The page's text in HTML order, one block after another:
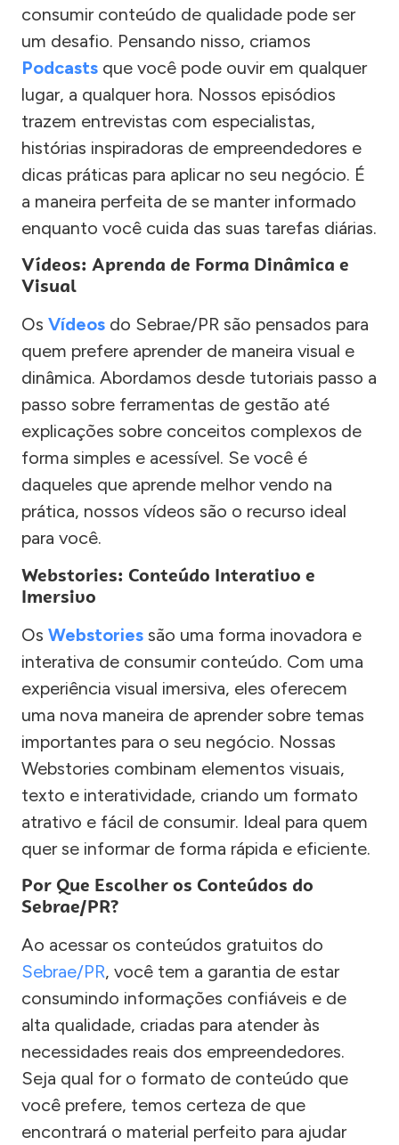
consumir conteúdo de qualidade pode ser
um desafio. Pensando nisso, criamos
Podcasts que você pode ouvir em qualquer
lugar, a qualquer hora. Nossos episódios
trazem entrevistas com especialistas,
histórias inspiradoras de empreendedores e
dicas práticas para aplicar no seu negócio. É
a maneira perfeita de se manter informado
enquanto você cuida das suas tarefas diárias.
Vídeos: Aprenda de Forma Dinâmica e
Visual
Os Vídeos do Sebrae/PR são pensados para
quem prefere aprender de maneira visual e
dinâmica. Abordamos desde tutoriais passo a
passo sobre ferramentas de gestão até
explicações sobre conceitos complexos de
forma simples e acessível. Se você é
daqueles que aprende melhor vendo na
prática, nossos vídeos são o recurso ideal
para você.
Webstories: Conteúdo Interativo e
Imersivo
Os Webstories são uma forma inovadora e
interativa de consumir conteúdo. Com uma
experiência visual imersiva, eles oferecem
uma nova maneira de aprender sobre temas
importantes para o seu negócio. Nossas
Webstories combinam elementos visuais,
texto e interatividade, criando um formato
atrativo e fácil de consumir. Ideal para quem
quer se informar de forma rápida e eficiente.
Por Que Escolher os Conteúdos do
Sebrae/PR?
Ao acessar os conteúdos gratuitos do
Sebrae/PR, você tem a garantia de estar
consumindo informações confiáveis e de
alta qualidade, criadas para atender às
necessidades reais dos empreendedores.
Seja qual for o formato de conteúdo que
você prefere, temos certeza de que
encontrará o material perfeito para ajudar